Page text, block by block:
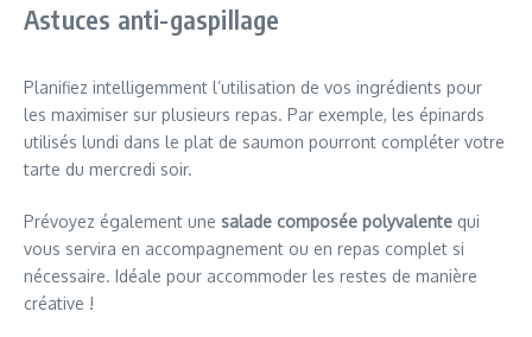
Astuces anti-gaspillage
Planifiez intelligemment l’utilisation de vos ingrédients pour
les maximiser sur plusieurs repas. Par exemple, les épinards
utilisés lundi dans le plat de saumon pourront compléter votre
tarte du mercredi soir.
Prévoyez également une salade composée polyvalente qui
vous servira en accompagnement ou en repas complet si
nécessaire. Idéale pour accommoder les restes de manière
créative !